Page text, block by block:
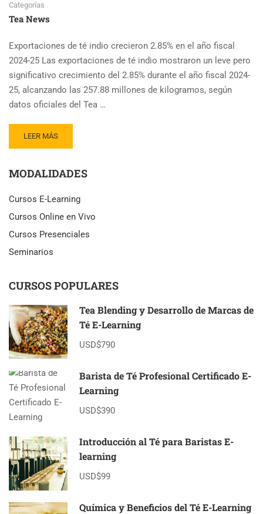
Categorías
Tea News
Exportaciones de té indio crecieron 2.85% en el año fiscal
2024-25 Las exportaciones de té indio mostraron un leve pero
significativo crecimiento del 2.85% durante el año fiscal 2024-
25, alcanzando las 257.88 millones de kilogramos, según
datos oficiales del Tea …
READ
MORE
EXPORTACIONES
AUMENTAN
PESE
DESAFÍOS
LEER MÁS
MODALIDADES
Cursos E-Learning
Cursos Online en Vivo
Cursos Presenciales
Seminarios
CURSOS POPULARES
Tea Blending y Desarrollo de Marcas de
Té E-Learning
USD$790
Barista de Té Profesional Certificado E-
Learning
USD$390
Introducción al Té para Baristas E-
learning
USD$99
Química y Beneficios del Té E-Learning